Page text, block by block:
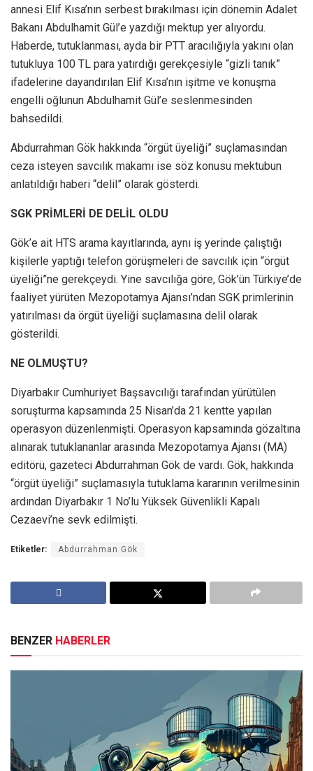
annesi Elif Kısa’nın serbest bırakılması için dönemin Adalet
Bakanı Abdulhamit Gül’e yazdığı mektup yer alıyordu.
Haberde, tutuklanması, ayda bir PTT aracılığıyla yakını olan
tutukluya 100 TL para yatırdığı gerekçesiyle “gizli tanık”
ifadelerine dayandırılan Elif Kısa’nın işitme ve konuşma
engelli oğlunun Abdulhamit Gül’e seslenmesinden
bahsedildi.
Abdurrahman Gök hakkında “örgüt üyeliği” suçlamasından
ceza isteyen savcılık makamı ise söz konusu mektubun
anlatıldığı haberi “delil” olarak gösterdi.
SGK PRİMLERİ DE DELİL OLDU
Gök’e ait HTS arama kayıtlarında, aynı iş yerinde çalıştığı
kişilerle yaptığı telefon görüşmeleri de savcılık için “örgüt
üyeliği”ne gerekçeydi. Yine savcılığa göre, Gök’ün Türkiye’de
faaliyet yürüten Mezopotamya Ajansı’ndan SGK primlerinin
yatırılması da örgüt üyeliği suçlamasına delil olarak
gösterildi.
NE OLMUŞTU?
Diyarbakır Cumhuriyet Başsavcılığı tarafından yürütülen
soruşturma kapsamında 25 Nisan’da 21 kentte yapılan
operasyon düzenlenmişti. Operasyon kapsamında gözaltına
alınarak tutuklananlar arasında Mezopotamya Ajansı (MA)
editörü, gazeteci Abdurrahman Gök de vardı. Gök, hakkında
“örgüt üyeliği” suçlamasıyla tutuklama kararının verilmesinin
ardından Diyarbakır 1 No’lu Yüksek Güvenlikli Kapalı
Cezaevi’ne sevk edilmişti.
Etiketler: Abdurrahman Gök
BENZER HABERLER